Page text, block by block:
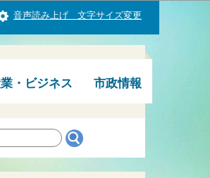
音声読み上げ 文字サイズ変更
・ビジネス 市政情報